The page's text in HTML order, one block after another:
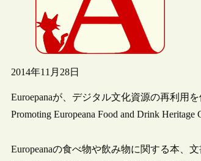
2014年11月28日
Euroepanaが、デジタル文化資源の再利用
Promoting Europeana Food and Drink Heritage
Europeanaの食べ物や飲み物に関する本、